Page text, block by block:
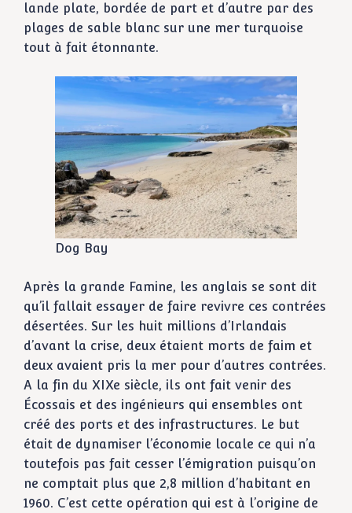
lande plate, bordée de part et d’autre par des
plages de sable blanc sur une mer turquoise
tout à fait étonnante.
Dog Bay
Après la grande Famine, les anglais se sont dit
qu’il fallait essayer de faire revivre ces contrées
désertées. Sur les huit millions d’Irlandais
d’avant la crise, deux étaient morts de faim et
deux avaient pris la mer pour d’autres contrées.
A la fin du XIXe siècle, ils ont fait venir des
Écossais et des ingénieurs qui ensembles ont
créé des ports et des infrastructures. Le but
était de dynamiser l’économie locale ce qui n’a
toutefois pas fait cesser l’émigration puisqu’on
ne comptait plus que 2,8 million d’habitant en
1960. C’est cette opération qui est à l’origine de